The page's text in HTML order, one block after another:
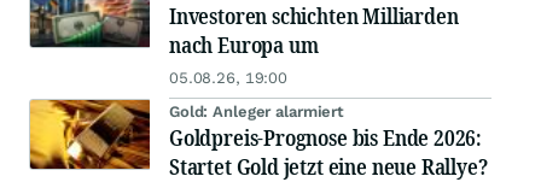
Investoren schichten Milliarden
nach Europa um
05.08.26, 19:00
Gold: Anleger alarmiert
Goldpreis-Prognose bis Ende 2026:
Startet Gold jetzt eine neue Rallye?